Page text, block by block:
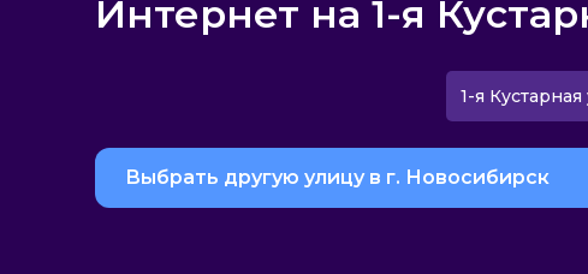
Интернет на 1-я
1-я Кустарная
Выбрать другую улицу в г. Новосибирск